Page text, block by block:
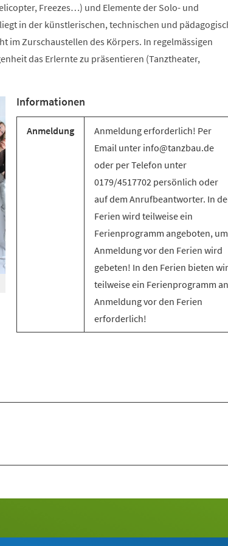
Freezes…) und Elemente der Solo- und
in der künstlerischen, technischen und
im Zurschaustellen des Körpers. In regelmässigen
das Erlernte zu präsentieren (Tanztheater,
Informationen
Anmeldung
Anmeldung erforderlich! Per
Email unter info@tanzbau.de
oder per Telefon unter
0179/4517702 persönlich oder
auf dem Anrufbeantworter. In
Ferien wird teilweise ein
Ferienprogramm angeboten, um
Anmeldung vor den Ferien wird
gebeten! In den Ferien bieten wir
teilweise ein Ferienprogramm
Anmeldung vor den Ferien
erforderlich!